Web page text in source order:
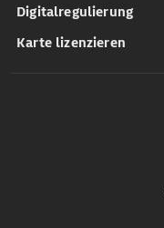
Digitalregulierung
Karte lizenzieren